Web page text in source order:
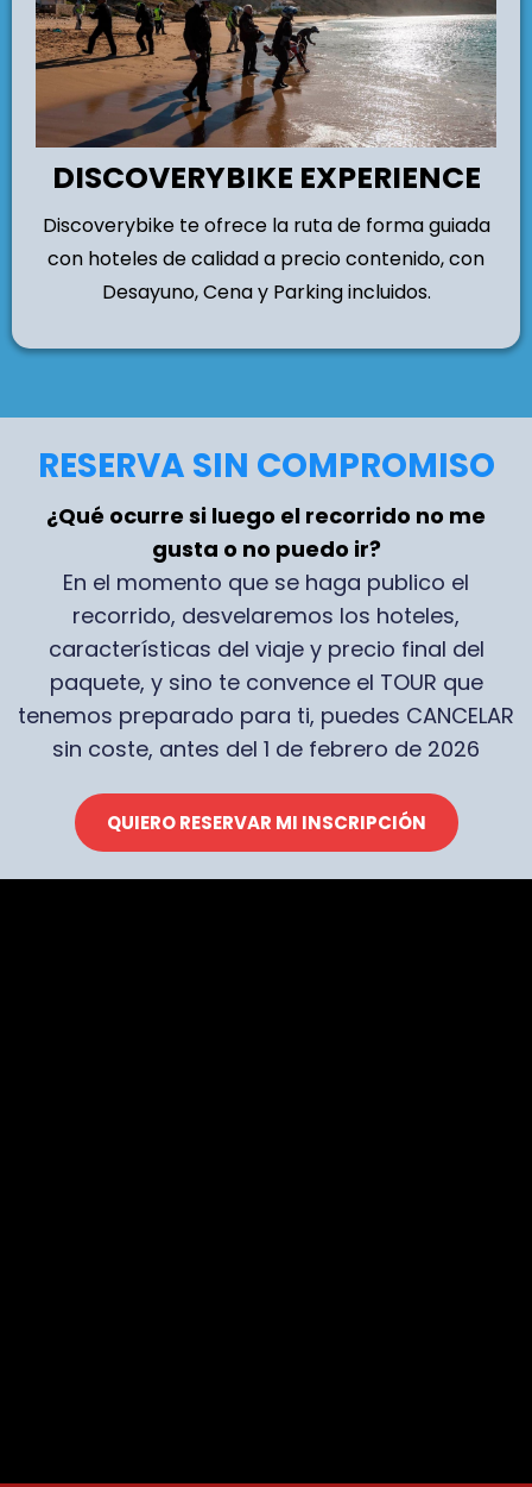
DISCOVERYBIKE EXPERIENCE
Discoverybike te ofrece la ruta de forma guiada
con hoteles de calidad a precio contenido, con
Desayuno, Cena y Parking incluidos.
RESERVA SIN COMPROMISO
¿Qué ocurre si luego el recorrido no me
gusta o no puedo ir?
En el momento que se haga publico el
recorrido, desvelaremos los hoteles,
características del viaje y precio final del
paquete, y sino te convence el TOUR que
tenemos preparado para ti, puedes CANCELAR
sin coste, antes del 1 de febrero de 2026
QUIERO RESERVAR MI INSCRIPCIÓN